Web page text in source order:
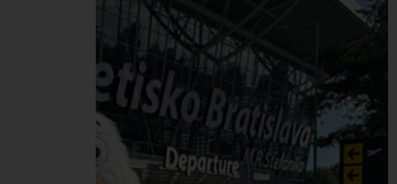
spolupráci s poisťovňou
UNION sme zorganizovali
Deň zdravia, ktorý sme
spojili aj so zdravými a
vyváženými Peli
raňajkami od tímu